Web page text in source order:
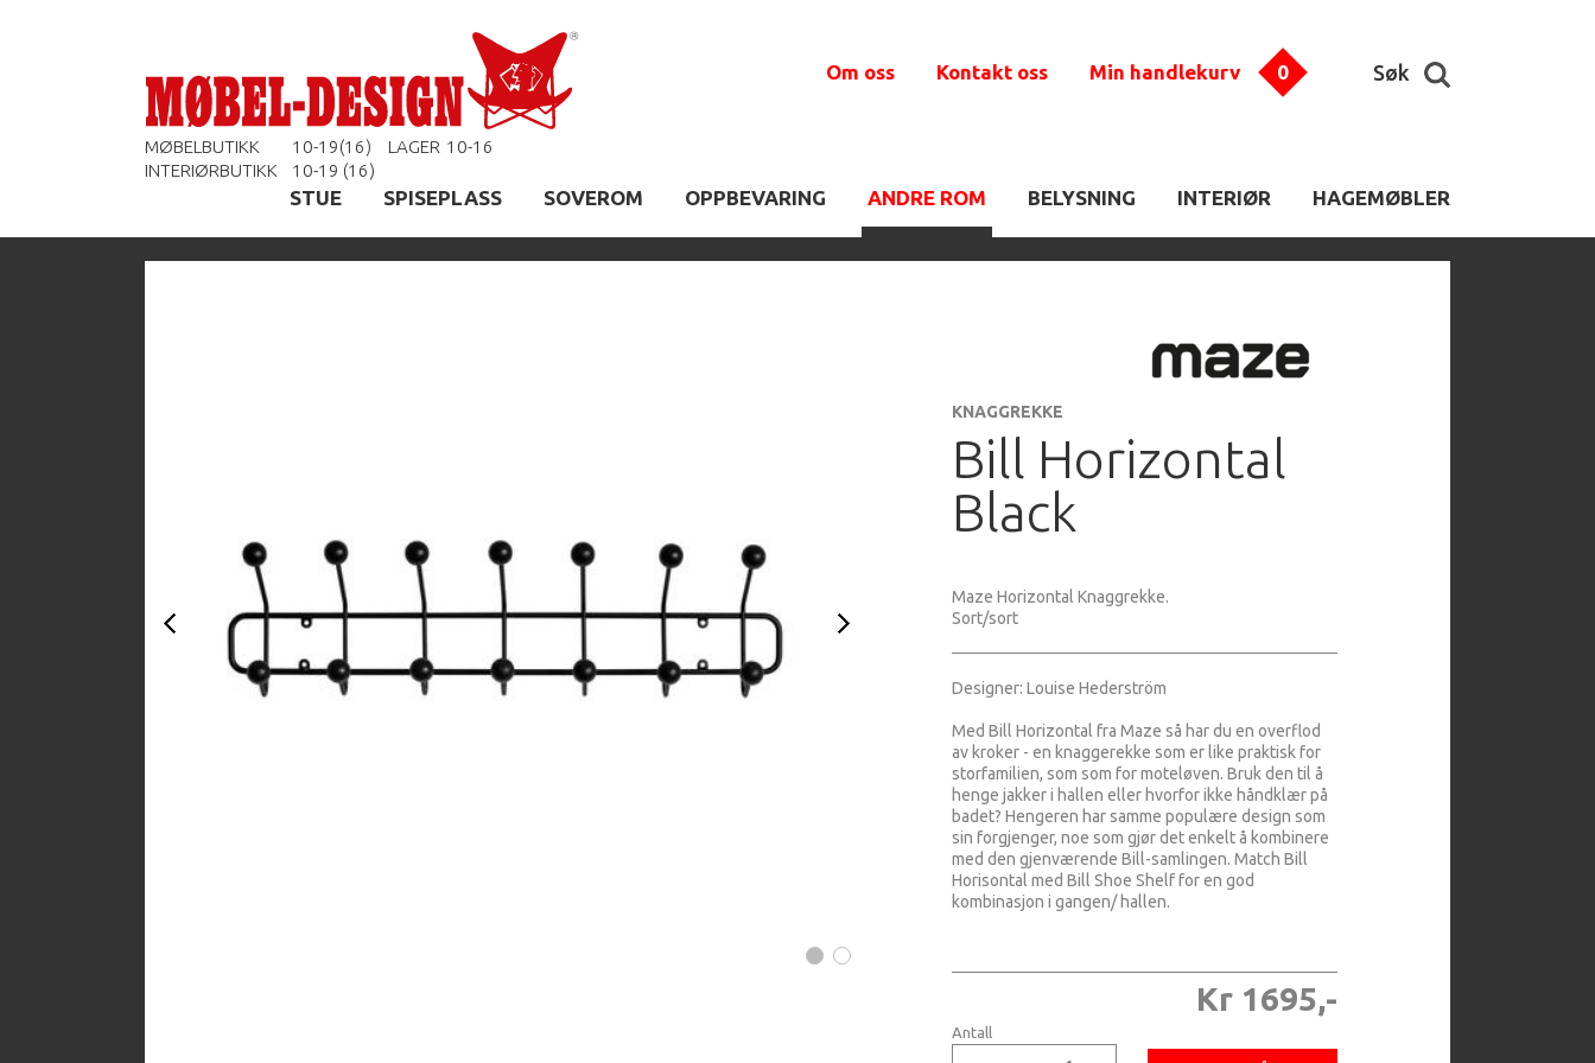
MØBELBUTIKK 10-19(16) LAGER 10-16
INTERIØRBUTIKK
10-19 (16)
Om oss Kontakt oss Min handlekurv 0 Søk
STUE SPISEPLASS SOVEROM OPPBEVARING ANDRE ROM BELYSNING INTERIØR HAGEMØBLER
KNAGGREKKE
Bill Horizontal
Black
Maze Horizontal Knaggrekke.
Sort/sort
Designer: Louise Hederström
Med Bill Horizontal fra Maze så har du en overflod
av kroker - en knaggerekke som er like praktisk for
storfamilien, som som for moteløven. Bruk den til å
henge jakker i hallen eller hvorfor ikke håndklær på
badet? Hengeren har samme populære design som
sin forgjenger, noe som gjør det enkelt å kombinere
med den gjenværende Bill-samlingen. Match Bill
Horisontal med Bill Shoe Shelf for en god
kombinasjon i gangen/ hallen.
Kr 1695,-
Antall